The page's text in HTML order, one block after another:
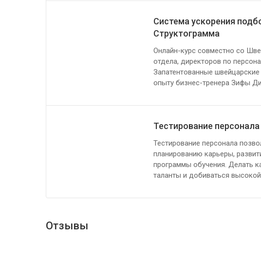
Система ускорения
Структограмма
Онлайн-курс совместно со
отдела, директоров по
Запатентованные
опыту бизнес-тренера Зифы
Тестирование персонала
Тестирование персонала
планированию карьеры,
программы обучения. Делать
таланты и добиваться
Отзывы